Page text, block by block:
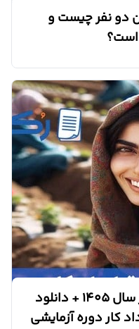
دو نفر چیست و
مهم‌ترین نکات قرارداد کار در سال 1405 + دانلود
کار دوره آزمایشی